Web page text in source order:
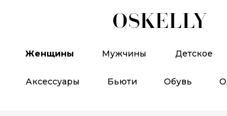
Женщины Мужчины Детское
Аксессуары Бьюти Обувь